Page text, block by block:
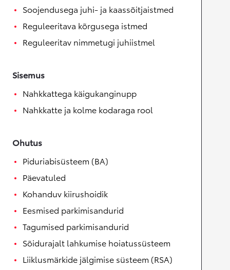
Soojendusega juhi- ja kaassõitjaistmed
Reguleeritava kõrgusega istmed
Reguleeritav nimmetugi juhiistmel
Sisemus
Nahkkattega käigukanginupp
Nahkkatte ja kolme kodaraga rool
Ohutus
Piduriabisüsteem (BA)
Päevatuled
Kohanduv kiirushoidik
Eesmised parkimisandurid
Tagumised parkimisandurid
Sõidurajalt lahkumise hoiatussüsteem
Liiklusmärkide jälgimise süsteem (RSA)